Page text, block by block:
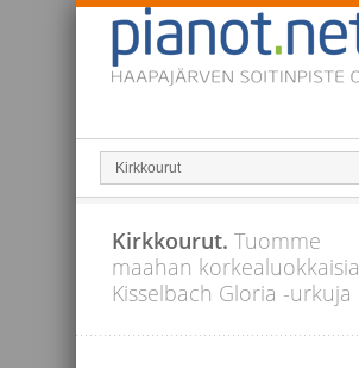
Kirkkourut. Tuomme
maahan korkealuokkaisia
Kisselbach Gloria -urkuja